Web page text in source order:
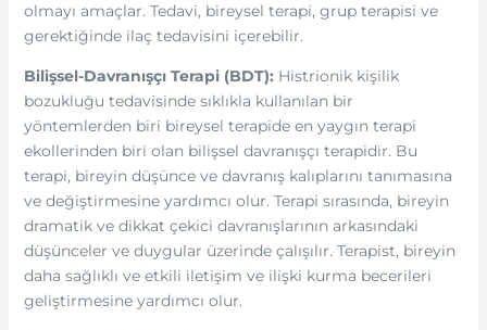
olmayı amaçlar. Tedavi, bireysel terapi, grup terapisi ve
gerektiğinde ilaç tedavisini içerebilir.
Bilişsel-Davranışçı Terapi (BDT): Histrionik kişilik
bozukluğu tedavisinde sıklıkla kullanılan bir
yöntemlerden biri bireysel terapide en yaygın terapi
ekollerinden biri olan bilişsel davranışçı terapidir. Bu
terapi, bireyin düşünce ve davranış kalıplarını tanımasına
ve değiştirmesine yardımcı olur. Terapi sırasında, bireyin
dramatik ve dikkat çekici davranışlarının arkasındaki
düşünceler ve duygular üzerinde çalışılır. Terapist, bireyin
daha sağlıklı ve etkili iletişim ve ilişki kurma becerileri
geliştirmesine yardımcı olur.